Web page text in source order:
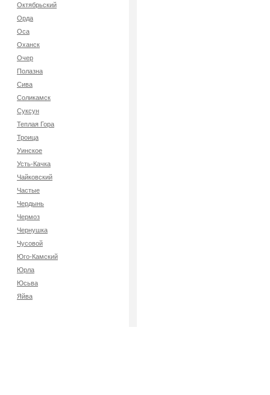
Октябрьский
Орда
Оса
Оханск
Очер
Полазна
Сива
Соликамск
Суксун
Теплая Гора
Троица
Уинское
Усть-Качка
Чайковский
Частые
Чердынь
Чермоз
Чернушка
Чусовой
Юго-Камский
Юрла
Юсьва
Яйва